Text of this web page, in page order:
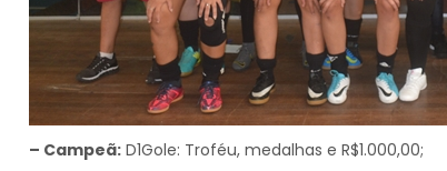
– Campeã: D1Gole: Troféu, medalhas e R$1.000,00;